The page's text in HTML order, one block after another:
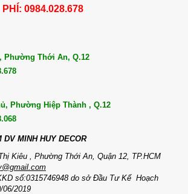
0984.028.678
Phường Thới An, Q.12
Phường Hiệp Thành , Q.12
DV MINH HUY DECOR
Kiêu , Phường Thới An, Quận 12, TP.HCM
số:0315746948 do sở Đầu Tư Kế Hoạch
06/2019